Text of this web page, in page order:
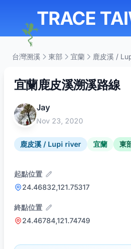
TRACE
台灣溯溪 東部 宜蘭 鹿皮溪 /
宜蘭鹿皮溪溯溪路線
Jay
Nov 23, 2020
鹿皮溪 / Lupi river 宜蘭 東
起點位置
24.46832,121.75317
終點位置
24.46784,121.74749